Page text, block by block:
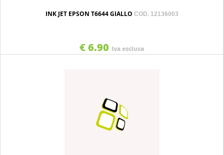
INK JET EPSON T6644 GIALLO COD. 12136003
€ 6.90 Iva esclusa